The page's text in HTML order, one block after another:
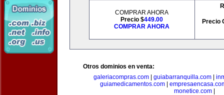
COMPRAR AHORA
Precio $449.00
COMPRAR AHORA
Precio
Otros dominios en venta:
galeriacompras.com
guiabarranquilla.com
guiamedicamentos.com|
monetice.com